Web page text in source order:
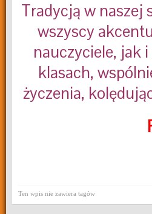
Tradycją w naszej
wszyscy
nauczyciele, jak
klasach,
życzenia,
Ten wpis nie zawiera tagów